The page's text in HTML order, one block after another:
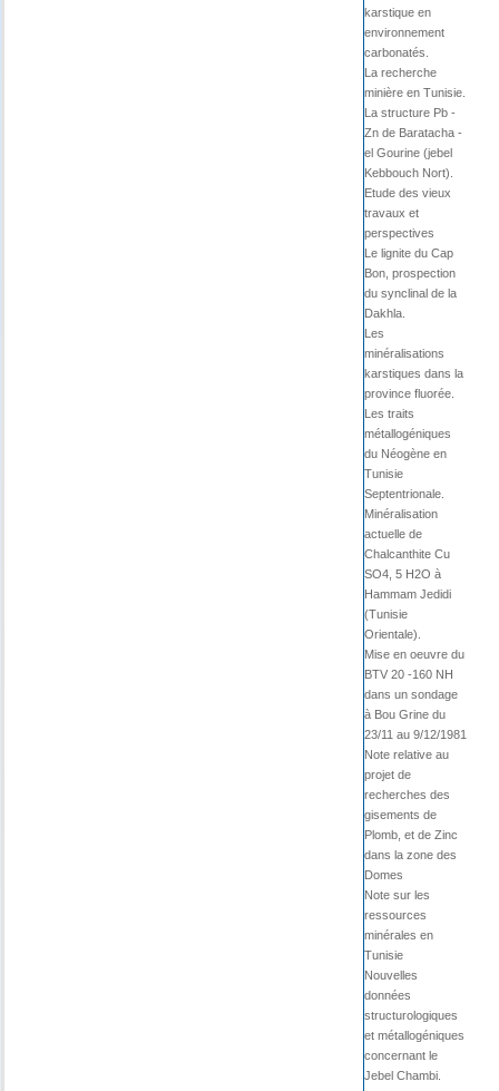
karstique en
environnement
carbonatés.
La recherche
minière en Tunisie.
La structure Pb -
Zn de Baratacha -
el Gourine (jebel
Kebbouch Nort).
Etude des vieux
travaux et
perspectives
Le lignite du Cap
Bon, prospection
du synclinal de la
Dakhla.
Les
minéralisations
karstiques dans la
province fluorée.
Les traits
métallogéniques
du Néogène en
Tunisie
Septentrionale.
Minéralisation
actuelle de
Chalcanthite Cu
SO4, 5 H2O à
Hammam Jedidi
(Tunisie
Orientale).
Mise en oeuvre du
BTV 20 -160 NH
dans un sondage
à Bou Grine du
23/11 au 9/12/1981
Note relative au
projet de
recherches des
gisements de
Plomb, et de Zinc
dans la zone des
Domes
Note sur les
ressources
minérales en
Tunisie
Nouvelles
données
structurologiques
et métallogéniques
concernant le
Jebel Chambi.